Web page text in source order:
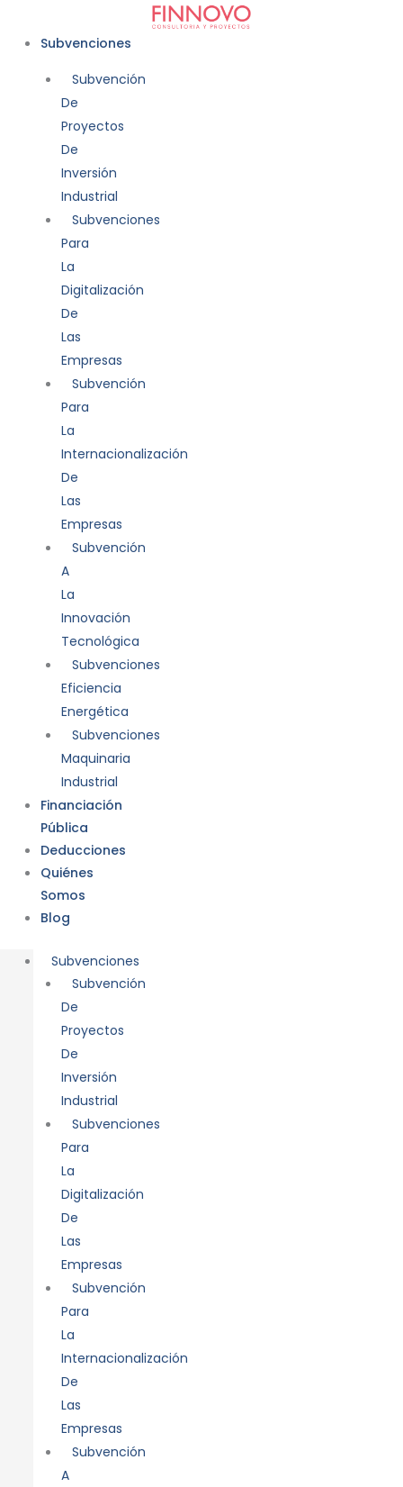
Subvenciones
Subvención
De
Proyectos
De
Inversión
Industrial
Subvenciones
Para
La
Digitalización
De
Las
Empresas
Subvención
Para
La
Internacionalización
De
Las
Empresas
Subvención
A
La
Innovación
Tecnológica
Subvenciones
Eficiencia
Energética
Subvenciones
Maquinaria
Industrial
Financiación
Pública
Deducciones
Quiénes
Somos
Blog
Subvenciones
Subvención
De
Proyectos
De
Inversión
Industrial
Subvenciones
Para
La
Digitalización
De
Las
Empresas
Subvención
Para
La
Internacionalización
De
Las
Empresas
Subvención
A